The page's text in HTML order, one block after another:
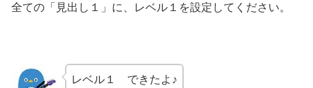
全ての「見出し１」に、レベル１を設定してください。
レベル１ できたよ♪